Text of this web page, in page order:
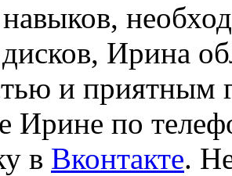
Ирина
и приятным
Ирине по
в Вконтакте.